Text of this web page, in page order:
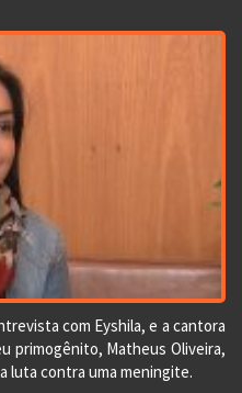
com Eyshila, e a cantora
primogênito, Matheus Oliveira,
luta contra uma meningite.